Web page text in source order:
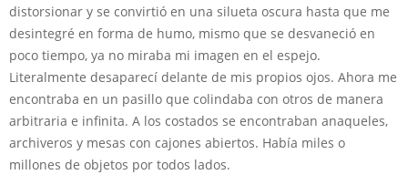
distorsionar y se convirtió en una silueta oscura hasta que me
desintegré en forma de humo, mismo que se desvaneció en
poco tiempo, ya no miraba mi imagen en el espejo.
Literalmente desaparecí delante de mis propios ojos. Ahora me
encontraba en un pasillo que colindaba con otros de manera
arbitraria e infinita. A los costados se encontraban anaqueles,
archiveros y mesas con cajones abiertos. Había miles o
millones de objetos por todos lados.